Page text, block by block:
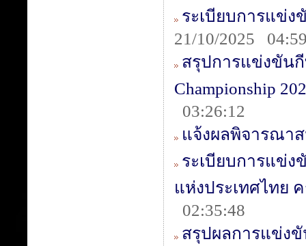
ระเบียบการแข่
21/10/2025
สรุปการแข่งขันกี
Championship
03:26:12
แจ้งผลพิจารณา
ระเบียบการแข่
แห่งประเทศไทย
02:35:48
สรุปผลการแข่ง